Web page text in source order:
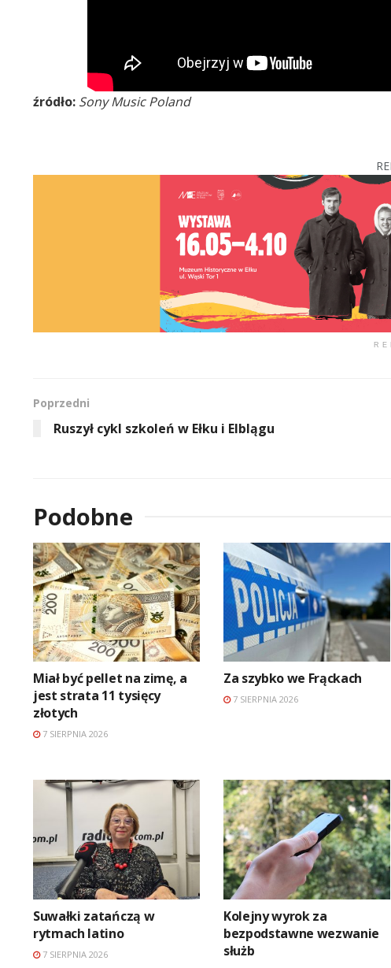
źródło: Sony Music Poland
Poprzedni
Ruszył cykl szkoleń w Ełku i Elblągu
Podobne
Miał być pellet na zimę, a
jest strata 11 tysięcy
złotych
7 SIERPNIA 2026
Za szybko we Frąckach
7 SIERPNIA 2026
Suwałki zatańczą w
rytmach latino
7 SIERPNIA 2026
Kolejny wyrok za
bezpodstawne wezwanie
służb